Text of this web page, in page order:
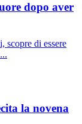
dopo aver
scopre di essere
la novena